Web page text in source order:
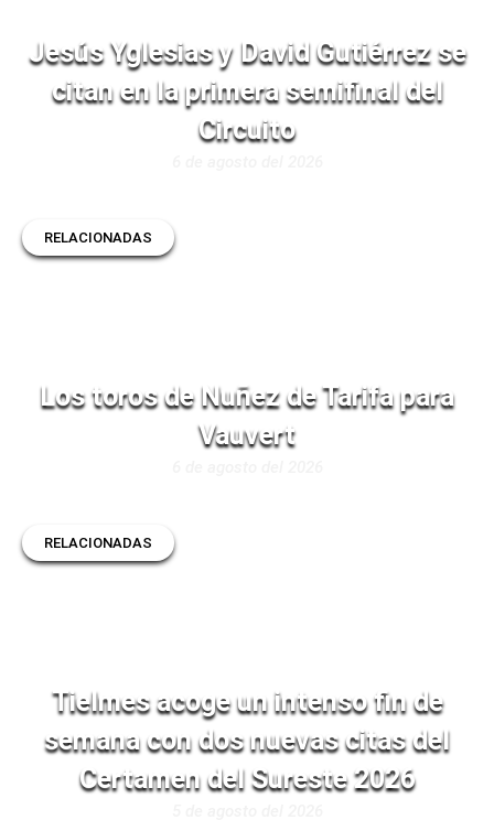
Jesús Yglesias y David Gutiérrez se
citan en la primera semifinal del
Circuito
RELACIONADAS
Los toros de Nuñez de Tarifa para
Vauvert
RELACIONADAS
Tielmes acoge un intenso fin de
semana con dos nuevas citas del
Certamen del Sureste 2026